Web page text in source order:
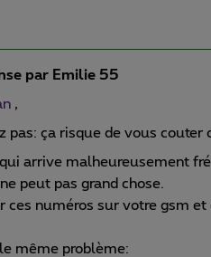
par Emilie 55
,
pas: ça risque de vous couter
qui arrive malheureusement
peut pas grand chose.
ces numéros sur votre gsm et
même problème: